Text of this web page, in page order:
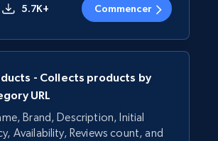
5.7K+ Commencer
- Collects products by
URL
Brand, Description, Initial
Availability, Reviews count, and